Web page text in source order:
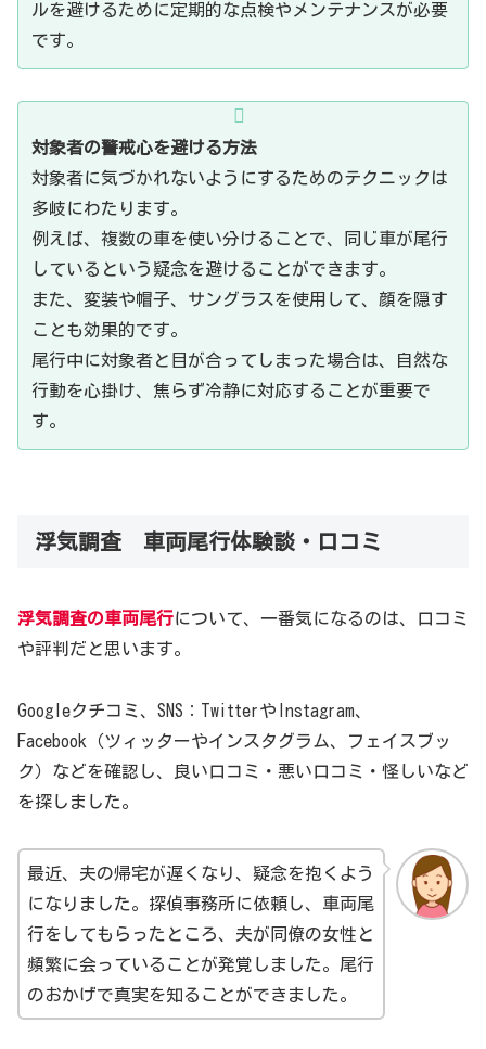
ルを避けるために定期的な点検やメンテナンスが必要
です。
対象者の警戒心を避ける方法
対象者に気づかれないようにするためのテクニックは
多岐にわたります。
例えば、複数の車を使い分けることで、同じ車が尾行
しているという疑念を避けることができます。
また、変装や帽子、サングラスを使用して、顔を隠す
ことも効果的です。
尾行中に対象者と目が合ってしまった場合は、自然な
行動を心掛け、焦らず冷静に対応することが重要で
す。
称して外出していた。しかし、妻は夫の行動に疑念を
抱き、探偵事務所に車両尾行を依頼した。尾行の結
果、夫があるアパートに頻繁に訪れることが発覚。さ
らに詳しい調査を進めると、そのアパートには夫の同
僚の女性が住んでいた。この情報を元に、妻は夫との
関係を修復するための対話を持つことができた。
複数の調査員が協力したケース
大都市の中心部での調査では、対象者が複数の交通手
段を利用することが多い。あるケースでは、対象者が
浮気調査 車両尾行体験談・口コミ
浮気調査の車両尾行について、一番気になるのは、口コミ
や評判だと思います。
Googleクチコミ、SNS：TwitterやInstagram、
Facebook（ツィッターやインスタグラム、フェイスブッ
ク）などを確認し、良い口コミ・悪い口コミ・怪しいなど
を探しました。
最近、夫の帰宅が遅くなり、疑念を抱くよう
になりました。探偵事務所に依頼し、車両尾
行をしてもらったところ、夫が同僚の女性と
頻繁に会っていることが発覚しました。尾行
のおかげで真実を知ることができました。